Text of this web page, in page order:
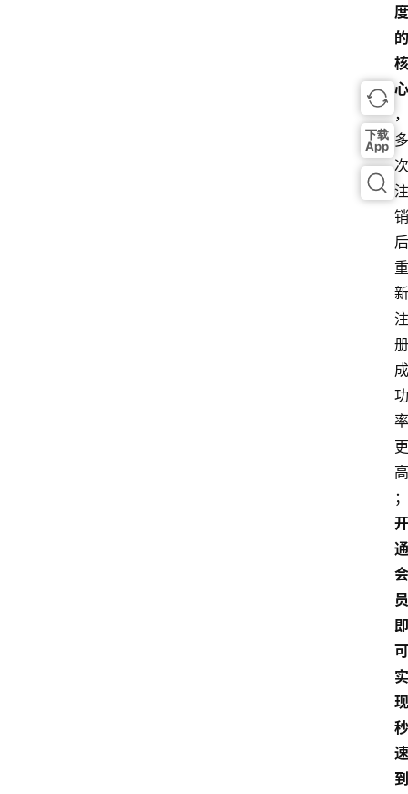
度
的
核
心
，
多
次
注
销
后
重
新
注
册
成
功
率
更
高
；
开
通
会
员
即
可
实
现
秒
速
到
下载
App